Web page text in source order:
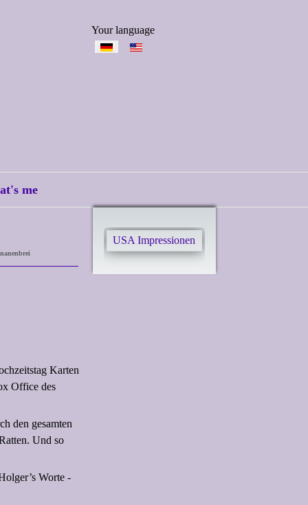
Select your language
Your language
me
Karten
Office des
den gesamten
Und so
Worte -
USA Impressionen